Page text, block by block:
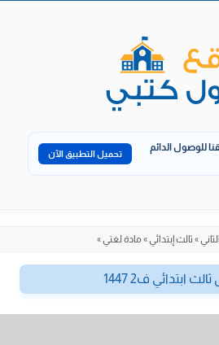
للوصول الدائم
تحميل التطبيق الآن
» ثالث إبتدائي» مادة لغتي»
ابتدائي ف2 1447